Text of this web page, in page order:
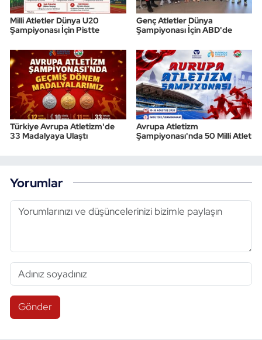
Milli Atletler Dünya U20
Şampiyonası İçin Pistte
Genç Atletler Dünya
Şampiyonası İçin ABD'de
Türkiye Avrupa Atletizm'de
33 Madalyaya Ulaştı
Avrupa Atletizm
Şampiyonası'nda 50 Milli Atlet
Yorumlar
Gönder